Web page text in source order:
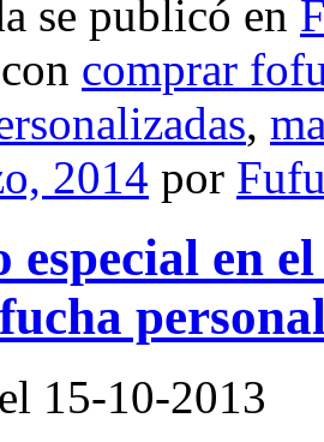
se publicó en
comprar
,
2014 por
especial en
15-10-2013